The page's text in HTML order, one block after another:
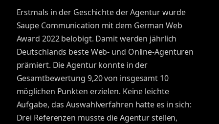
Erstmals in der Geschichte der Agentur wurde
Saupe Communication mit dem German Web
Award 2022 belobigt. Damit werden jährlich
Deutschlands beste Web- und Online-Agenturen
prämiert. Die Agentur konnte in der
Gesamtbewertung 9,20 von insgesamt 10
möglichen Punkten erzielen. Keine leichte
Aufgabe, das Auswahlverfahren hatte es in sich:
Drei Referenzen musste die Agentur stellen,